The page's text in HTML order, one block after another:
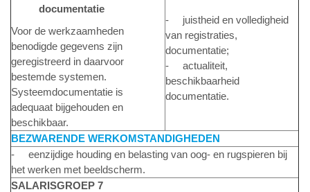
documentatie
Voor de werkzaamheden
benodigde gegevens zijn
geregistreerd in daarvoor
bestemde systemen.
Systeemdocumentatie is
adequaat bijgehouden en
beschikbaar.
- juistheid en volledigheid
van registraties,
documentatie;
- actualiteit,
beschikbaarheid
documentatie.
BEZWARENDE WERKOMSTANDIGHEDEN
- eenzijdige houding en belasting van oog- en rugspieren bij
het werken met beeldscherm.
SALARISGROEP 7